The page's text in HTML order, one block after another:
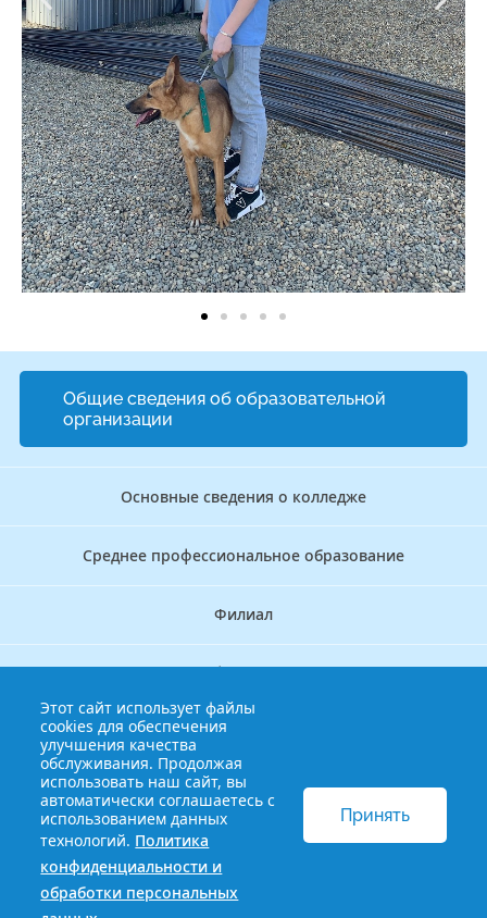
Общие сведения об образовательной
организации
Основные сведения о колледже
Среднее профессиональное образование
Филиал
Дополнительное профессиональное образование
Аккредитационно — симуляционный центр
Бережливый колледж
© 2013-2021 Краснодарский краевой базовый медицинский
колледж
Политика конфиденциальности и обработки
персональных данных
Этот сайт использует файлы
cookies для обеспечения
улучшения качества
обслуживания. Продолжая
использовать наш сайт, вы
автоматически соглашаетесь с
использованием данных
технологий. Политика
конфиденциальности и
обработки персональных
Принять